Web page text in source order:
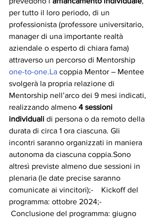
per tutto il loro periodo, di un
professionista (professore universitario,
manager di una importante realtà
aziendale o esperto di chiara fama)
attraverso un percorso di Mentorship
one-to-one.La coppia Mentor – Mentee
svolgerà la propria relazione di
Mentorship nell’arco dei 9 mesi indicati,
realizzando almeno 4 sessioni
individuali di persona o da remoto della
durata di circa 1 ora ciascuna. Gli
incontri saranno organizzati in maniera
autonoma da ciascuna coppia.Sono
altresì previste almeno due sessioni in
plenaria (le date precise saranno
comunicate ai vincitori);-    Kickoff del
programma: ottobre 2024;-
Conclusione del programma: giugno